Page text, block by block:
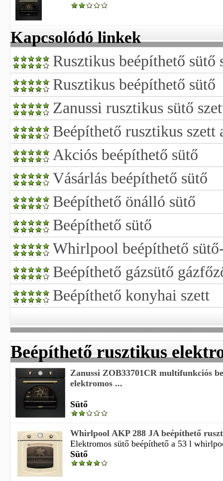
Kapcsolódó linkek
Rusztikus beépíthető sütő
Rusztikus beépíthető sütő
Zanussi rusztikus sütő
Beépíthető rusztikus szett
Akciós beépíthető sütő
Vásárlás beépíthető sütő
Beépíthető önálló sütő
Beépíthető sütő
Whirlpool beépíthető
Beépíthető gázsütő
Beépíthető konyhai szett
Beépíthető rusztikus
Zanussi ZOB33701CR multifunkciós
elektromos ...
Sütő
Whirlpool AKP 288 JA beépíthető
Elektromos sütő beépíthető a 53 l
Sütő